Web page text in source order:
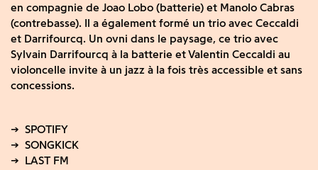
en compagnie de Joao Lobo (batterie) et Manolo Cabras
(contrebasse). Il a également formé un trio avec Ceccaldi
et Darrifourcq. Un ovni dans le paysage, ce trio avec
Sylvain Darrifourcq à la batterie et Valentin Ceccaldi au
violoncelle invite à un jazz à la fois très accessible et sans
concessions.